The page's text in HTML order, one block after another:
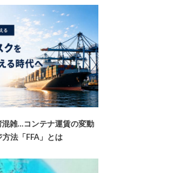
雑…コンテナ運賃の変動
法「FFA」とは